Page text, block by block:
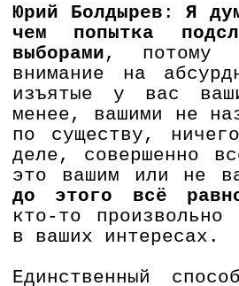
Юрий Болдырев :Я
чем попытка
выборами, потому
внимание на
изъятые у вас
менее, вашими не
по существу,
деле, совершенно
это вашим или не
до этого всё
кто-то произвольно
в ваших интересах.
Единственный